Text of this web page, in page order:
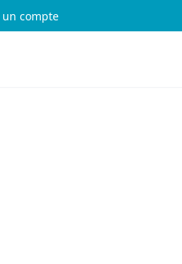
un compte